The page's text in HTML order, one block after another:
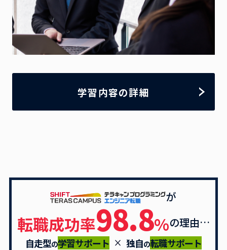
学習内容の詳細
が
転職成功率98.8%の理由…
自走型の学習サポート 独自の転職サポート